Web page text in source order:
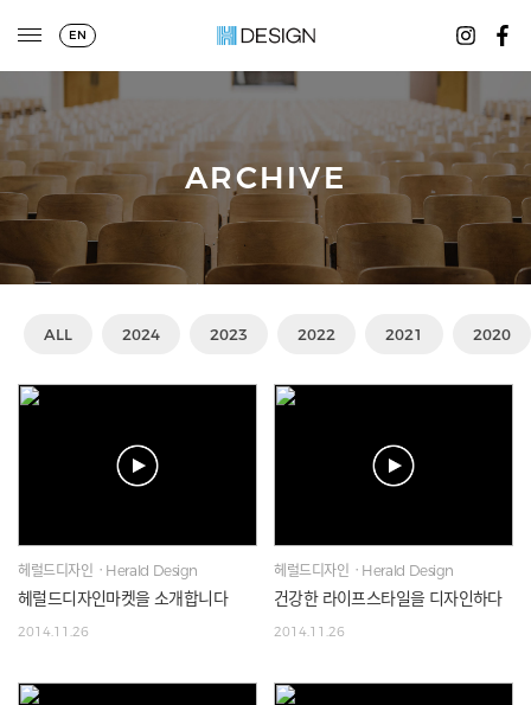
EN
ARCHIVE
ALL 2024 2023 2022 2021 2020
헤럴드디자인ㆍHerald Design
헤럴드디자인마켓을 소개합니다
2014.11.26
헤럴드디자인ㆍHerald Design
건강한 라이프스타일을 디자인하다
2014.11.26